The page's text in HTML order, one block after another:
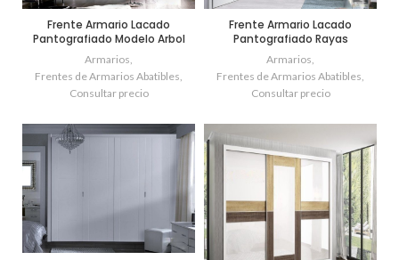
Frente Armario Lacado
Pantografiado Modelo Arbol
Armarios
Frentes de Armarios Abatibles
Consultar precio
Frente Armario Lacado
Pantografiado Rayas
Armarios
Frentes de Armarios Abatibles
Consultar precio